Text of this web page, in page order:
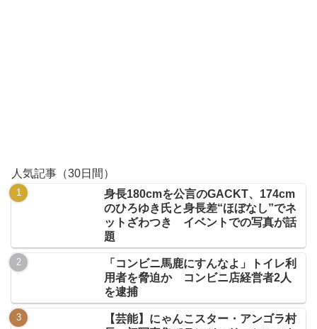
人気記事（30日間）
身長180cmを公言のGACKT、174cm
のひろゆき氏と身長差“ほぼなし”でネ
ットざわつき イベントでの写真が話
題
「コンビニ馬鹿にすんなよ」トイレ利
用者を脅迫か コンビニ店経営者2人
を逮捕
【芸能】にゃんこスター・アンゴラ村